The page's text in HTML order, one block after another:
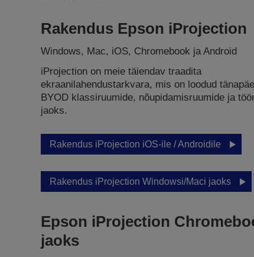
Rakendus Epson iProjection
Windows, Mac, iOS, Chromebook ja Android
iProjection on meie täiendav traadita
ekraanilahendustarkvara, mis on loodud
BYOD klassiruumide, nõupidamisruumide ja
jaoks.
Rakendus iProjection iOS-ile / Androidile
Rakendus iProjection Windowsi/Maci jaoks
Epson iProjection
jaoks